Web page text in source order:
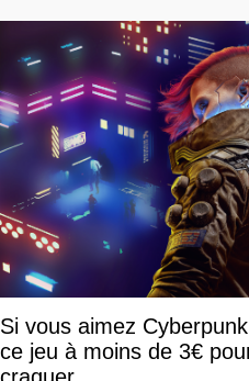
Si vous aimez
ce jeu à moins de 3€